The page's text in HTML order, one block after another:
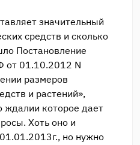
значительный
средств и сколько
Постановление
от 01.10.2012 N
размеров
и растений»,
ждалии которое дает
Хоть оно и
но нужно